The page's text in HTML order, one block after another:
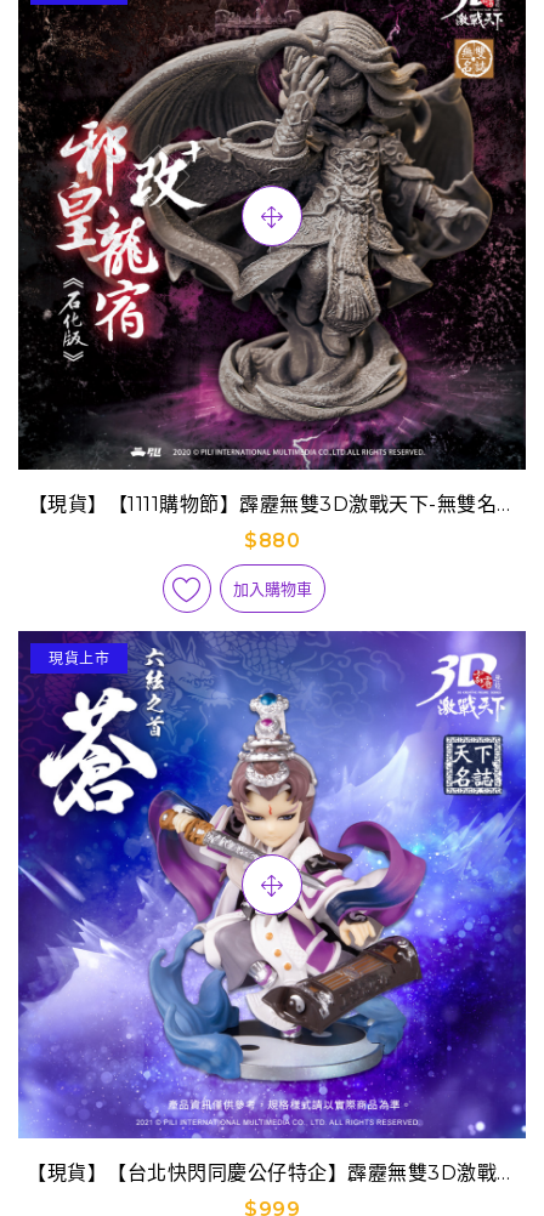
【現貨】【1111購物節】霹靂無雙3D激戰天下-無雙名誌
S04【邪皇龍宿】改PLUS(石化版) 預購版
$880
加入購物車
現貨上市
【現貨】【台北快閃同慶公仔特企】霹靂無雙3D激戰天
下【蒼】預購版
$999